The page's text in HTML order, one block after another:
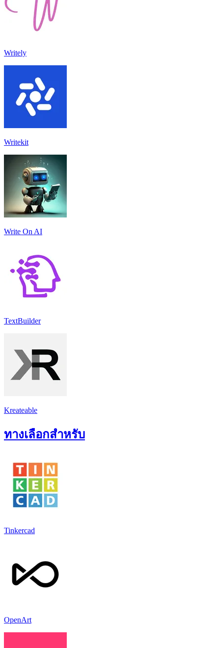
Writely
Writekit
Write On AI
TextBuilder
Kreateable
ทางเลือกสำหรับ
Tinkercad
OpenArt